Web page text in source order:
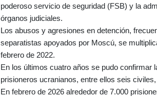
poderoso servicio de seguridad (FSB) y la
órganos judiciales.
Los abusos y agresiones en detención,
separatistas apoyados por Moscú, se
febrero de 2022.
En los últimos cuatro años se pudo confirmar
prisioneros ucranianos, entre ellos seis
En febrero de 2026 alrededor de 7.000